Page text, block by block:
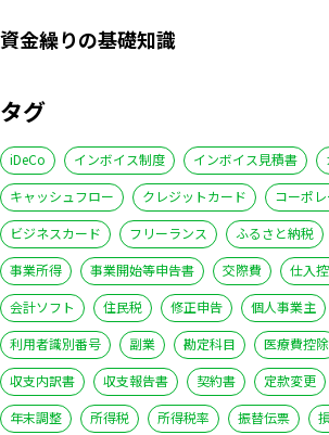
資金繰りの基礎知識
タグ
iDeCo インボイス制度 インボイス見積書
キャッシュフロー
クレジットカード
コーポ
ビジネスカード
フリーランス ふるさと納税
事業所得
事業開始等申告書 交際費 仕入
会計ソフト
住民税 修正申告 個人事業主
利用者識別番号
副業 勘定科目 医療費控除
収支内訳書
収支報告書 契約書 定款変更
年末調整
所得税 所得税率 振替伝票